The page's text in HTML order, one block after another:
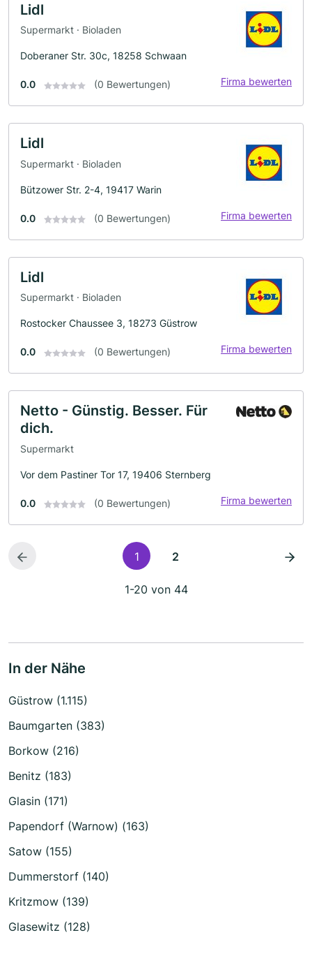
Lidl
Supermarkt · Bioladen
Doberaner Str. 30c, 18258 Schwaan
0.0 (0 Bewertungen) Firma bewerten
Lidl
Supermarkt · Bioladen
Bützower Str. 2-4, 19417 Warin
0.0 (0 Bewertungen) Firma bewerten
Lidl
Supermarkt · Bioladen
Rostocker Chaussee 3, 18273 Güstrow
0.0 (0 Bewertungen) Firma bewerten
Netto - Günstig. Besser. Für
dich.
Supermarkt
Vor dem Pastiner Tor 17, 19406 Sternberg
0.0 (0 Bewertungen) Firma bewerten
1 2
1-20 von 44
In der Nähe
Güstrow (1.115)
Baumgarten (383)
Borkow (216)
Benitz (183)
Glasin (171)
Papendorf (Warnow) (163)
Satow (155)
Dummerstorf (140)
Kritzmow (139)
Glasewitz (128)